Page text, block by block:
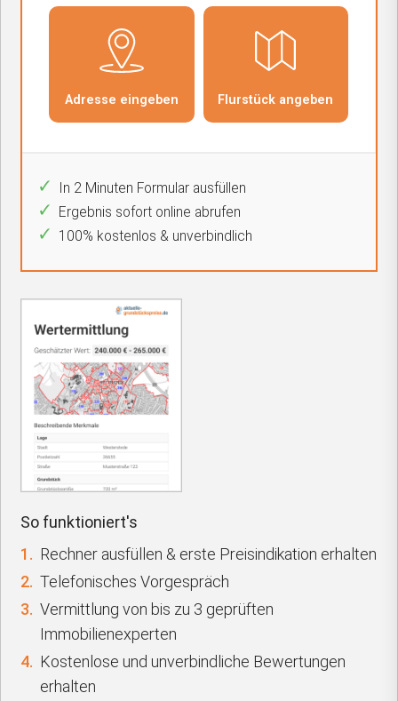
In 2 Minuten Formular ausfüllen
Ergebnis sofort online abrufen
100% kostenlos & unverbindlich
So funktioniert's
1. Rechner ausfüllen & erste Preisindikation erhalten
2. Telefonisches Vorgespräch
3. Vermittlung von bis zu 3 geprüften
Immobilienexperten
4. Kostenlose und unverbindliche Bewertungen
erhalten